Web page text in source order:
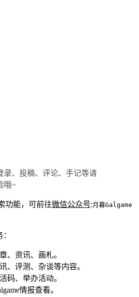
录、投稿、评论、手记等请
哦~
功能，可前往微信公众号:月幕Galgame
、资讯、画札。
、评测、杂谈等内容。
码、举办活动。
情报查看。